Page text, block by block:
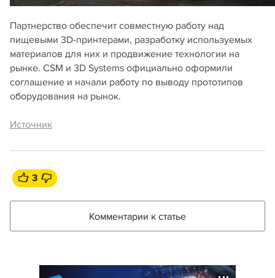
Партнерство обеспечит совместную работу над
пищевыми 3D-принтерами, разработку используемых
материалов для них и продвижение технологии на
рынке. CSM и 3D Systems официально оформили
соглашение и начали работу по выводу прототипов
оборудования на рынок.
Источник
3
Комментарии к статье